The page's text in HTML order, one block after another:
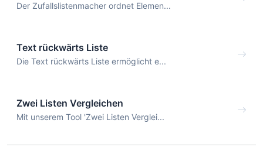
Der Zufallslistenmacher ordnet Elemen...
Text rückwärts Liste
Die Text rückwärts Liste ermöglicht e...
Zwei Listen Vergleichen
Mit unserem Tool 'Zwei Listen Verglei...